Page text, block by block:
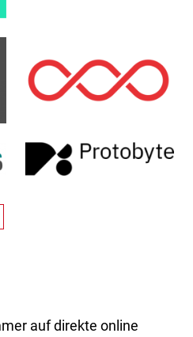
auf direkte online